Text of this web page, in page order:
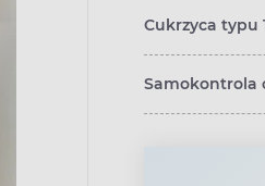
Cukrzyca typu
Samokontrola